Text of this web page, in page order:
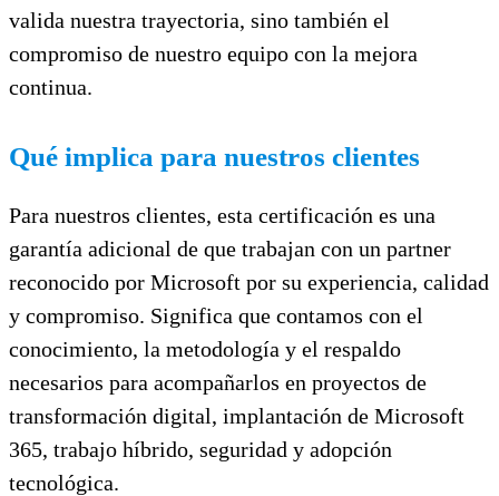
valida nuestra trayectoria, sino también el
compromiso de nuestro equipo con la mejora
continua.
Qué implica para nuestros clientes
Para nuestros clientes, esta certificación es una
garantía adicional de que trabajan con un partner
reconocido por Microsoft por su experiencia, calidad
y compromiso. Significa que contamos con el
conocimiento, la metodología y el respaldo
necesarios para acompañarlos en proyectos de
transformación digital, implantación de Microsoft
365, trabajo híbrido, seguridad y adopción
tecnológica.